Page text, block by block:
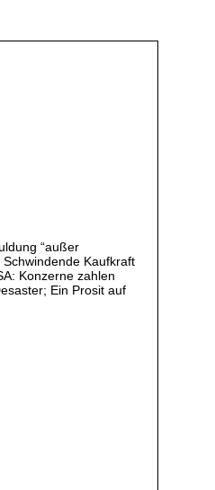
“außer
Kaufkraft
Konzerne zahlen
Ein Prosit auf